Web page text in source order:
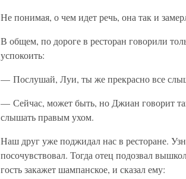
Не понимая, о чем идет речь, она так и
В общем, по дороге в ресторан говорили
успокоить:
— Послушай, Луи, ты же прекрасно все
— Сейчас, может быть, но Джиан говорит
слышать правым ухом.
Наш друг уже поджидал нас в ресторане.
посочувствовал. Тогда отец подозвал
гость закажет шампанское, и сказал ему: